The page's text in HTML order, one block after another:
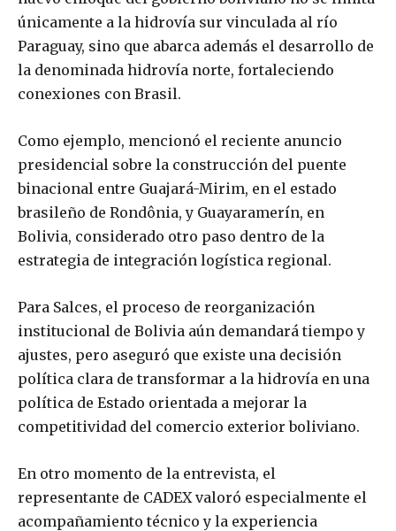
únicamente a la hidrovía sur vinculada al río
Paraguay, sino que abarca además el desarrollo de
la denominada hidrovía norte, fortaleciendo
conexiones con Brasil.
Como ejemplo, mencionó el reciente anuncio
presidencial sobre la construcción del puente
binacional entre Guajará-Mirim, en el estado
brasileño de Rondônia, y Guayaramerín, en
Bolivia, considerado otro paso dentro de la
estrategia de integración logística regional.
Para Salces, el proceso de reorganización
institucional de Bolivia aún demandará tiempo y
ajustes, pero aseguró que existe una decisión
política clara de transformar a la hidrovía en una
política de Estado orientada a mejorar la
competitividad del comercio exterior boliviano.
En otro momento de la entrevista, el
representante de CADEX valoró especialmente el
acompañamiento técnico y la experiencia